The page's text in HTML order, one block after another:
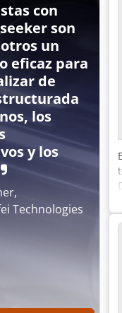
con
son
un
eficaz para
de
los
y los
Technologies